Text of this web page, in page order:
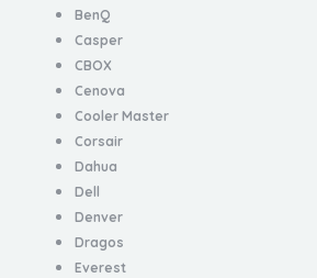
BenQ
Casper
CBOX
Cenova
Cooler Master
Corsair
Dahua
Dell
Denver
Dragos
Everest